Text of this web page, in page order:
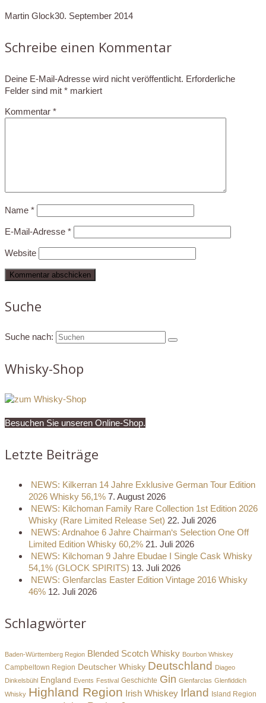
Martin Glock30. September 2014
Schreibe einen Kommentar
Deine E-Mail-Adresse wird nicht veröffentlicht. Erforderliche
Felder sind mit * markiert
Kommentar *
Name *
E-Mail-Adresse *
Website
Suche
Suche nach:
Whisky-Shop
Besuchen Sie unseren Online-Shop.
Letzte Beiträge
NEWS: Kilkerran 14 Jahre Exklusive German Tour Edition
2026 Whisky 56,1% 7. August 2026
NEWS: Kilchoman Family Rare Collection 1st Edition 2026
Whisky (Rare Limited Release Set) 22. Juli 2026
NEWS: Ardnahoe 6 Jahre Chairman‘s Selection One Off
Limited Edition Whisky 60,2% 21. Juli 2026
NEWS: Kilchoman 9 Jahre Ebudae I Single Cask Whisky
54,1% (GLOCK SPIRITS) 13. Juli 2026
NEWS: Glenfarclas Easter Edition Vintage 2016 Whisky
46% 12. Juli 2026
Schlagwörter
Baden-Württemberg Region Blended Scotch Whisky Bourbon Whiskey
Campbeltown Region Deutscher Whisky Deutschland Diageo
Dinkelsbühl England Events Festival Geschichte Gin Glenfarclas Glenfiddich
Whisky Highland Region Irish Whiskey Irland Island Region